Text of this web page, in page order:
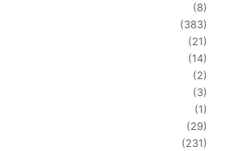
(8)
(383)
(21)
(14)
(2)
(3)
(1)
(29)
(231)